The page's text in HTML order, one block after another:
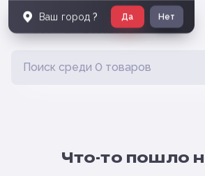
Что-то пошло
Ваш город ? Да Нет